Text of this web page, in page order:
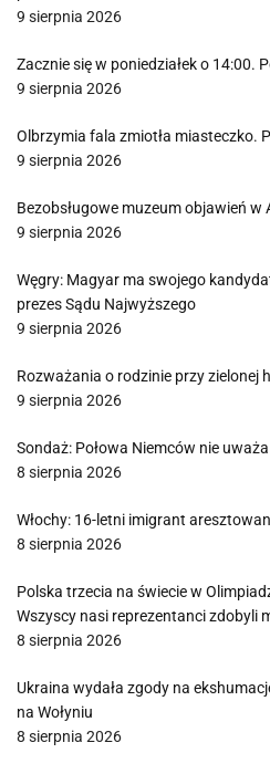
9 sierpnia 2026
Zacznie się w poniedziałek o 14:00.
9 sierpnia 2026
Olbrzymia fala zmiotła miasteczko.
9 sierpnia 2026
Bezobsługowe muzeum objawień w
9 sierpnia 2026
Węgry: Magyar ma swojego
prezes Sądu Najwyższego
9 sierpnia 2026
Rozważania o rodzinie przy zielonej
9 sierpnia 2026
Sondaż: Połowa Niemców nie
8 sierpnia 2026
Włochy: 16-letni imigrant
8 sierpnia 2026
Polska trzecia na świecie w
Wszyscy nasi reprezentanci zdobyli
8 sierpnia 2026
Ukraina wydała zgody na
na Wołyniu
8 sierpnia 2026